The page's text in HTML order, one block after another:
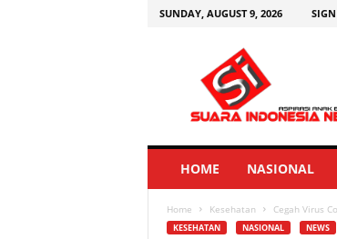
SUNDAY, AUGUST 9, 2026
HOME NASIONAL
Home Kesehatan Cegah Virus
KESEHATAN NASIONAL NEWS